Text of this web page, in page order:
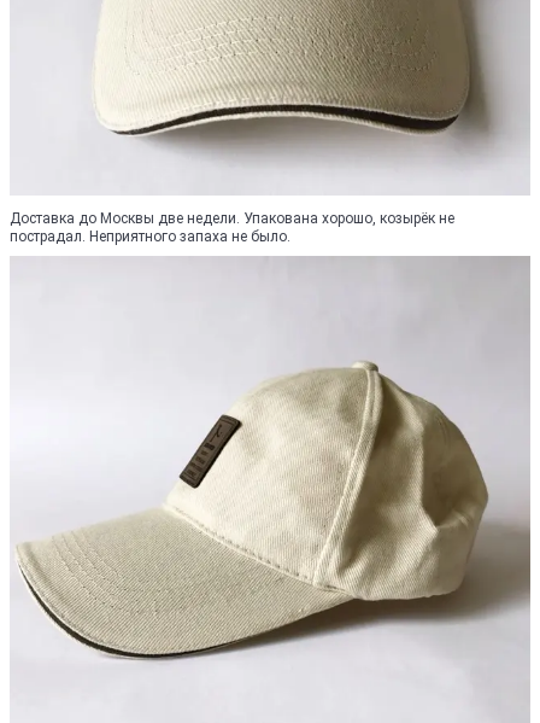
Доставка до Москвы две недели. Упакована хорошо, козырёк не
пострадал. Неприятного запаха не было.